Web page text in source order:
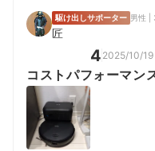
駆け出しサポーター 男性 |
匠
4 2025/10/19
コストパフォーマン
台です